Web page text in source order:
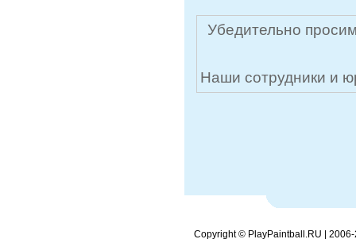
Убедительно
Наши сотрудники и
Copyright © PlayPaintball.RU | 2006-